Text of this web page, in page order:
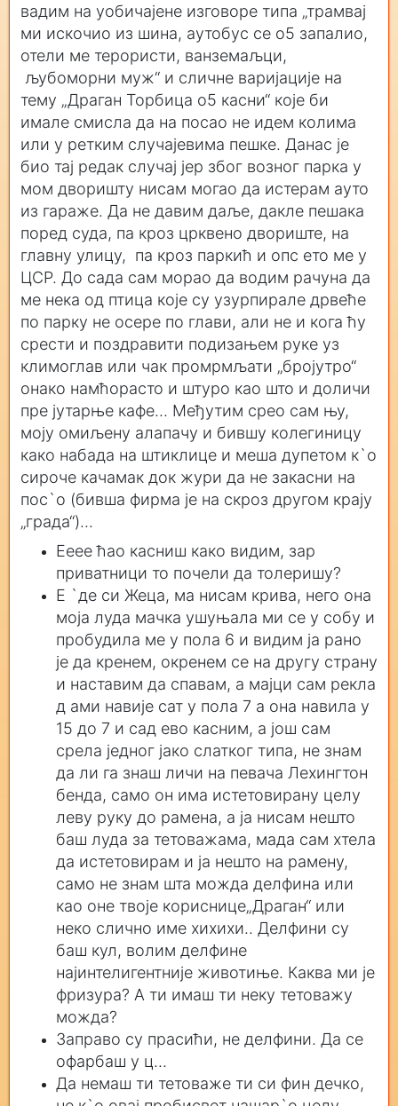
вадим на уобичајене изговоре типа „трамвај
ми искочио из шина, аутобус се о5 запалио,
отели ме терористи, ванземаљци,
љубоморни муж“ и сличне варијације на
тему „Драган Торбица о5 касни“ које би
имале смисла да на посао не идем колима
или у ретким случајевима пешке. Данас је
био тај редак случај јер због возног парка у
мом дворишту нисам могао да истерам ауто
из гараже. Да не давим даље, дакле пешака
поред суда, па кроз црквено двориште, на
главну улицу, па кроз паркић и опс ето ме у
ЦСР. До сада сам морао да водим рачуна да
ме нека од птица које су узурпирале дрвеће
по парку не осере по глави, али не и кога ћу
срести и поздравити подизањем руке уз
климоглав или чак промрмљати „бројутро“
онако намћорасто и штуро као што и доличи
пре јутарње кафе... Међутим срео сам њу,
моју омиљену алапачу и бившу колегиницу
како набада на штиклице и меша дупетом к`о
сироче качамак док жури да не закасни на
пос`о (бивша фирма је на скроз другом крају
„града“)...
Ееее ћао касниш како видим, зар
приватници то почели да толеришу?
Е `де си Жеца, ма нисам крива, него она
моја луда мачка ушуњала ми се у собу и
пробудила ме у пола 6 и видим ја рано
је да кренем, окренем се на другу страну
и наставим да спавам, а мајци сам рекла
д ами навије сат у пола 7 а она навила у
15 до 7 и сад ево касним, а још сам
срела једног јако слатког типа, не знам
да ли га знаш личи на певача Лехингтон
бенда, само он има истетовирану целу
леву руку до рамена, а ја нисам нешто
баш луда за тетоважама, мада сам хтела
да истетовирам и ја нешто на рамену,
само не знам шта можда делфина или
као оне твоје кориснице„Драган“ или
неко слично име хихихи.. Делфини су
баш кул, волим делфине
најинтелигентније животиње. Каква ми је
фризура? А ти имаш ти неку тетоважу
можда?
Заправо су прасићи, не делфини. Да се
офарбаш у ц...
Да немаш ти тетоваже ти си фин дечко,